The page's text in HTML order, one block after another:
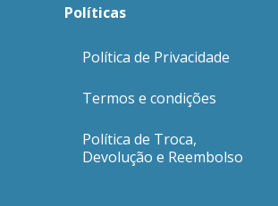
Políticas
Política de Privacidade
Termos e condições
Política de Troca,
Devolução e Reembolso